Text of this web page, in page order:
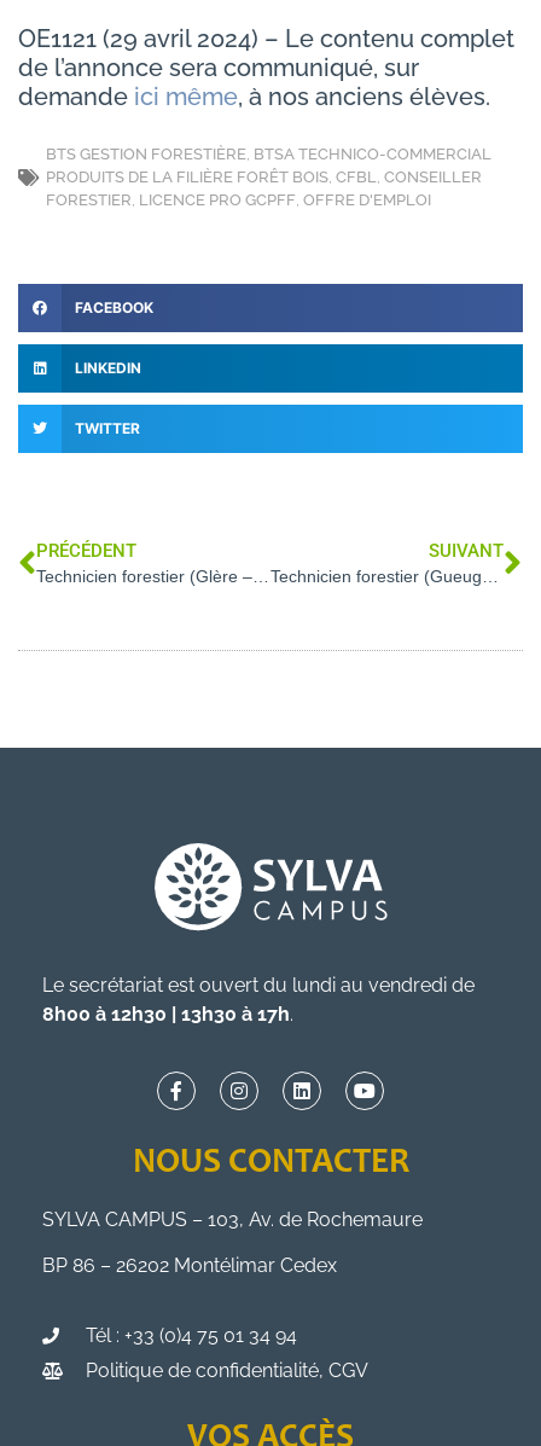
OE1121 (29 avril 2024) – Le contenu complet
de l’annonce sera communiqué, sur
demande ici même, à nos anciens élèves.
BTS GESTION FORESTIÈRE, BTSA TECHNICO-COMMERCIAL
PRODUITS DE LA FILIÈRE FORÊT BOIS, CFBL, CONSEILLER
FORESTIER, LICENCE PRO GCPFF, OFFRE D'EMPLOI
FACEBOOK
LINKEDIN
TWITTER
PRÉCÉDENT
Technicien forestier (Glère – 25)
SUIVANT
Technicien forestier (Gueugnon – 71)
Le secrétariat est ouvert du lundi au vendredi de
8h00 à 12h30 | 13h30 à 17h.
NOUS CONTACTER
SYLVA CAMPUS – 103, Av. de Rochemaure
BP 86 – 26202 Montélimar Cedex
Tél : +33 (0)4 75 01 34 94
Politique de confidentialité, CGV